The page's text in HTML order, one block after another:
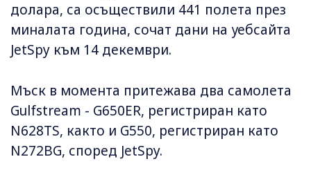
долара, са осъществили 441 полета през
миналата година, сочат дани на уебсайта
JetSpy към 14 декември.
Мъск в момента притежава два самолета
Gulfstream - G650ER, регистриран като
N628TS, както и G550, регистриран като
N272BG, според JetSpy.